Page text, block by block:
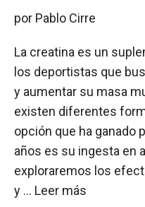
por Pablo Cirre
La creatina es un
los deportistas que
y aumentar su masa
existen diferentes
opción que ha ganado
años es su ingesta en
exploraremos los
y … Leer más